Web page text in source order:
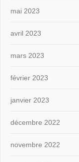
mai 2023
avril 2023
mars 2023
février 2023
janvier 2023
décembre 2022
novembre 2022